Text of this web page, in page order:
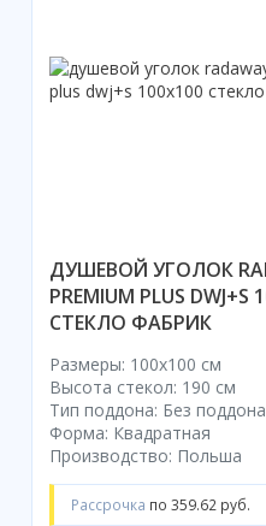
ДУШЕВОЙ УГОЛОК
PREMIUM PLUS DWJ+S
СТЕКЛО ФАБРИК
Размеры: 100x100 cм
Высота стекол: 190 см
Тип поддона: Без поддона
Форма: Квадратная
Производство: Польша
Рассрочка по 359.62 руб.